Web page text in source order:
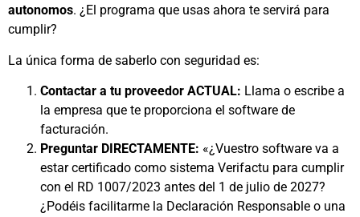
autonomos. ¿El programa que usas ahora te servirá para
cumplir?
La única forma de saberlo con seguridad es:
Contactar a tu proveedor ACTUAL: Llama o escribe a
la empresa que te proporciona el software de
facturación.
Preguntar DIRECTAMENTE: «¿Vuestro software va a
estar certificado como sistema Verifactu para cumplir
con el RD 1007/2023 antes del 1 de julio de 2027?
¿Podéis facilitarme la Declaración Responsable o una